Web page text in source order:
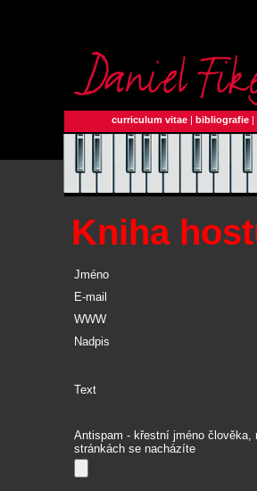
curriculum vitae | bibliografie |
Kniha
Jméno
E-mail
WWW
Nadpis
Text
Antispam - křestní jméno člověka,
stránkách se nacházíte